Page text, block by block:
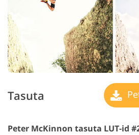
Tasuta
Peter McKinnon tasuta LUT-id